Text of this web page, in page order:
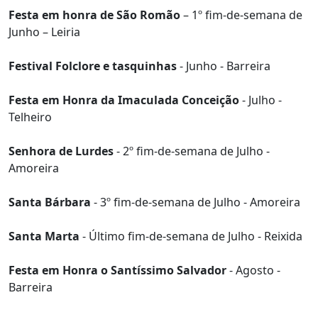
Festa em honra de São Romão– 1º fim-de-semana de
Junho – Leiria
Festival Folclore e tasquinhas- Junho - Barreira
Festa em Honra da Imaculada Conceição- Julho -
Telheiro
Senhora de Lurdes- 2º fim-de-semana de Julho -
Amoreira
Santa Bárbara - 3º fim-de-semana de Julho - Amoreira
Santa Marta - Último fim-de-semana de Julho - Reixida
Festa em Honra o Santíssimo Salvador- Agosto -
Barreira